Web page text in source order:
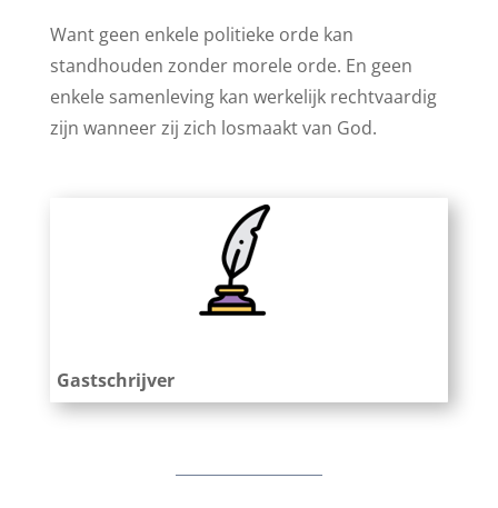
Want geen enkele politieke orde kan
standhouden zonder morele orde. En geen
enkele samenleving kan werkelijk rechtvaardig
zijn wanneer zij zich losmaakt van God.
Gastschrijver